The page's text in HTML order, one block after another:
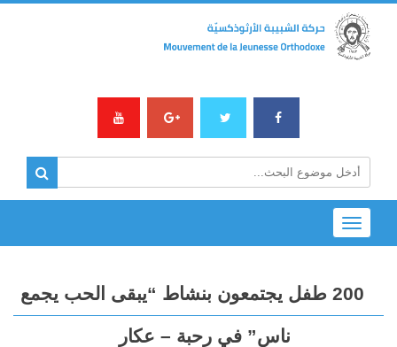
Toggle
navigation
200 طفل يجتمعون بنشاط “يبقى الحب يجمع
ناس” في رحبة – عكار